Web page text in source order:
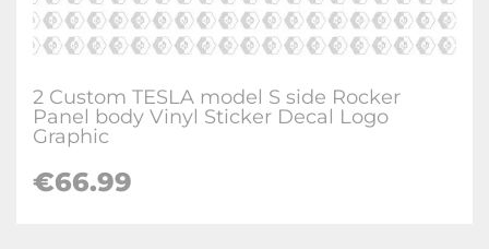
2 Custom TESLA model S side Rocker
Panel body Vinyl Sticker Decal Logo
Graphic
€66.99